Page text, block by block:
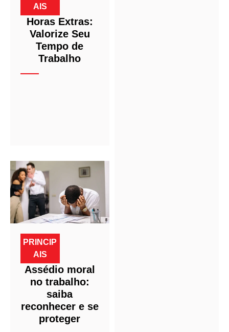
AIS
Horas Extras:
Valorize Seu
Tempo de
Trabalho
PRINCIP
AIS
Assédio moral
no trabalho:
saiba
reconhecer e se
proteger